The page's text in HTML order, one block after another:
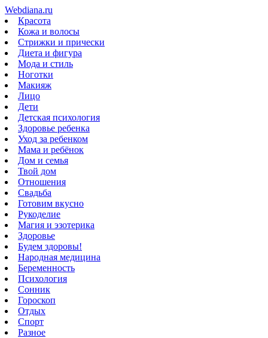
Webdiana.ru
Красота
Кожа и волосы
Стрижки и прически
Диета и фигура
Мода и стиль
Ноготки
Макияж
Лицо
Дети
Детская психология
Здоровье ребенка
Уход за ребенком
Мама и ребёнок
Дом и семья
Твой дом
Отношения
Свадьба
Готовим вкусно
Рукоделие
Магия и эзотерика
Здоровье
Будем здоровы!
Народная медицина
Беременность
Психология
Сонник
Гороскоп
Отдых
Спорт
Разное